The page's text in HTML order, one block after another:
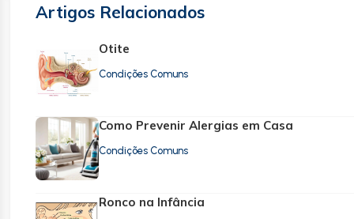
Artigos Relacionados
Otite
Condições Comuns
Como Prevenir Alergias em Casa
Condições Comuns
Ronco na Infância